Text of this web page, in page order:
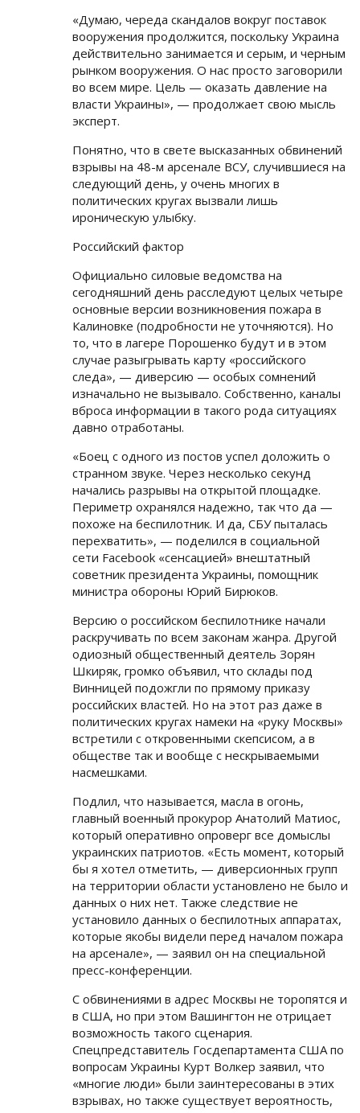
«Думаю, череда скандалов вокруг поставок
вооружения продолжится, поскольку Украина
действительно занимается и серым, и черным
рынком вооружения. О нас просто заговорили
во всем мире. Цель — оказать давление на
власти Украины», — продолжает свою мысль
эксперт.
Понятно, что в свете высказанных обвинений
взрывы на 48-м арсенале ВСУ, случившиеся на
следующий день, у очень многих в
политических кругах вызвали лишь
ироническую улыбку.
Российский фактор
Официально силовые ведомства на
сегодняшний день расследуют целых четыре
основные версии возникновения пожара в
Калиновке (подробности не уточняются). Но
то, что в лагере Порошенко будут и в этом
случае разыгрывать карту «российского
следа», — диверсию — особых сомнений
изначально не вызывало. Собственно, каналы
вброса информации в такого рода ситуациях
давно отработаны.
«Боец с одного из постов успел доложить о
странном звуке. Через несколько секунд
начались разрывы на открытой площадке.
Периметр охранялся надежно, так что да —
похоже на беспилотник. И да, СБУ пыталась
перехватить», — поделился в социальной
сети Facebook «сенсацией» внештатный
советник президента Украины, помощник
министра обороны Юрий Бирюков.
Версию о российском беспилотнике начали
раскручивать по всем законам жанра. Другой
одиозный общественный деятель Зорян
Шкиряк, громко объявил, что склады под
Винницей подожгли по прямому приказу
российских властей. Но на этот раз даже в
политических кругах намеки на «руку Москвы»
встретили с откровенными скепсисом, а в
обществе так и вообще с нескрываемыми
насмешками.
Подлил, что называется, масла в огонь,
главный военный прокурор Анатолий Матиос,
который оперативно опроверг все домыслы
украинских патриотов. «Есть момент, который
бы я хотел отметить, — диверсионных групп
на территории области установлено не было и
данных о них нет. Также следствие не
установило данных о беспилотных аппаратах,
которые якобы видели перед началом пожара
на арсенале», — заявил он на специальной
пресс-конференции.
С обвинениями в адрес Москвы не торопятся и
в США, но при этом Вашингтон не отрицает
возможность такого сценария.
Спецпредставитель Госдепартамента США по
вопросам Украины Курт Волкер заявил, что
«многие люди» были заинтересованы в этих
взрывах, но также существует вероятность,